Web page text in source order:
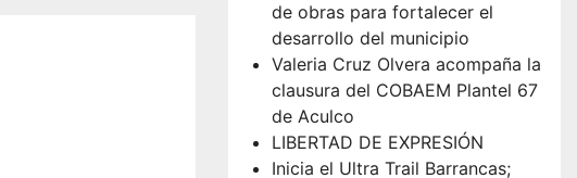
de obras para fortalecer el
desarrollo del municipio
Valeria Cruz Olvera acompaña la
clausura del COBAEM Plantel 67
de Aculco
LIBERTAD DE EXPRESIÓN
Inicia el Ultra Trail Barrancas;